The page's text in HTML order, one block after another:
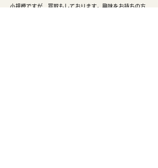
小規模ですが、買取もしております。興味をお持ちの方